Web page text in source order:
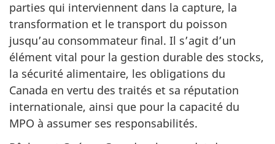
parties qui interviennent dans la capture, la
transformation et le transport du poisson
jusqu’au consommateur final. Il s’agit d’un
élément vital pour la gestion durable des stocks,
la sécurité alimentaire, les obligations du
Canada en vertu des traités et sa réputation
internationale, ainsi que pour la capacité du
MPO à assumer ses responsabilités.